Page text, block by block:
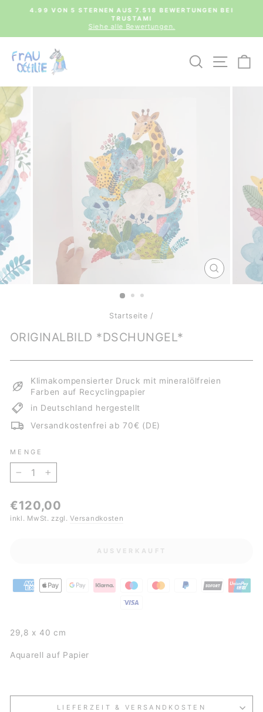
Pause
Diashow
4.99 VON 5 STERNEN AUS 7.518 BEWERTUNGEN BEI
TRUSTAMI
Siehe alle Bewertungen.
SUCHE
ESC)
Startseite /
ORIGINALBILD *DSCHUNGEL*
Klimakompensierter Druck mit mineralölfreien
Farben auf Recyclingpapier
in Deutschland hergestellt
Versandkostenfrei ab 70€ (DE)
MENGE
Normaler
€120,00
inkl. MwSt. zzgl.Versandkosten
AUSVERKAUFT
29,8 x 40 cm
Aquarell auf Papier
LIEFERZEIT & VERSANDKOSTEN